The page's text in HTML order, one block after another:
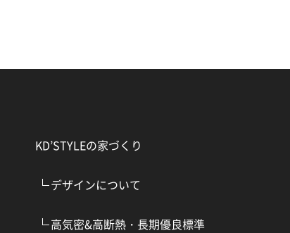
KD’STYLEの家づくり
デザインについて
高気密&高断熱・長期優良標準